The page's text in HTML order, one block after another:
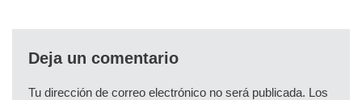
Deja un comentario
Tu dirección de correo electrónico no será publicada. Los